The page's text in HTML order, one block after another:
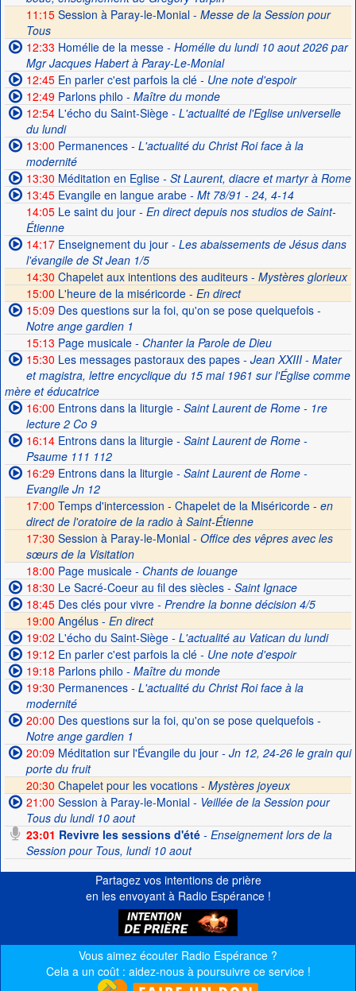
11:15Session à Paray-le-Monial - Messe de la Session pour
Tous
12:33 Homélie de la messe- Homélie du lundi 10 aout 2026 par
Mgr Jacques Habert à Paray-Le-Monial
12:45En parler c'est parfois la clé- Une note d'espoir
12:49Parlons philo - Maître du monde
12:54L'écho du Saint-Siège- L'actualité de l'Eglise universelle
du lundi
13:00 Permanences- L'actualité du Christ Roi face à la
modernité
13:30 Méditation en Eglise- St Laurent, diacre et martyr à Rome
13:45Evangile en langue arabe- Mt 78/91 - 24, 4-14
14:05Le saint du jour- En direct depuis nos studios de Saint-
Étienne
14:17Enseignement du jour- Les abaissements de Jésus dans
l'évangile de St Jean 1/5
14:30 Chapelet aux intentions des auditeurs - Mystères glorieux
15:00 L'heure de la miséricorde - En direct
15:09Des questions sur la foi, qu'on se pose quelquefois-
Notre ange gardien 1
15:13 Page musicale- Chanter la Parole de Dieu
15:30 Les messages pastoraux des papes- Jean XXIII - Mater
et magistra, lettre encyclique du 15 mai 1961 sur l'Église comme
mère et éducatrice
16:00 Entrons dans la liturgie- Saint Laurent de Rome - 1re
lecture 2 Co 9
16:14Entrons dans la liturgie- Saint Laurent de Rome -
Psaume 111 112
16:29Entrons dans la liturgie- Saint Laurent de Rome -
Evangile Jn 12
17:00 Temps d'intercession - Chapelet de la Miséricorde - en
direct de l'oratoire de la radio à Saint-Étienne
17:30 Session à Paray-le-Monial - Office des vêpres avec les
sœurs de la Visitation
18:00 Page musicale- Chants de louange
18:30 Le Sacré-Coeur au fil des siècles- Saint Ignace
18:45Des clés pour vivre- Prendre la bonne décision 4/5
19:00 Angélus - En direct
19:02 L'écho du Saint-Siège- L'actualité au Vatican du lundi
19:12 En parler c'est parfois la clé- Une note d'espoir
19:18 Parlons philo - Maître du monde
19:30 Permanences- L'actualité du Christ Roi face à la
modernité
20:00 Des questions sur la foi, qu'on se pose quelquefois-
Notre ange gardien 1
20:09Méditation sur l'Évangile du jour- Jn 12, 24-26 le grain qui
porte du fruit
20:30 Chapelet pour les vocations - Mystères joyeux
21:00 Session à Paray-le-Monial- Veillée de la Session pour
Tous du lundi 10 aout
23:01 Revivre les sessions d'été- Enseignement lors de la
Session pour Tous, lundi 10 aout
Partagez vos intentions de prière
en les envoyant à Radio Espérance !
Vous aimez écouter Radio Espérance ?
Cela a un coût : aidez-nous à poursuivre ce service !